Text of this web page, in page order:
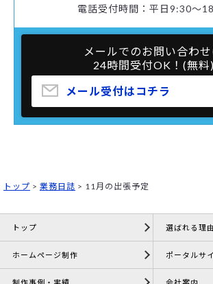
電話受付時間：平日9:30～
メールでのお問い合わせ
24時間受付OK！(無料)
メール受付はコチラ
トップ > 業務日誌 > 11月の出張予定
トップ 選ばれる理由
ホームページ制作 ポータルサ